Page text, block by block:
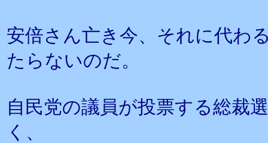
安倍さん亡き今、それに代わ
たらないのだ。
自民党の議員が投票する総裁
く、